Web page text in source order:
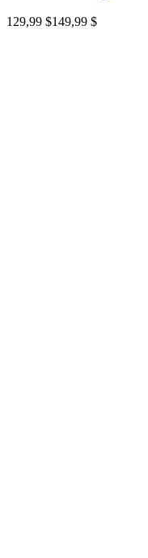
129,99 $149,99 $